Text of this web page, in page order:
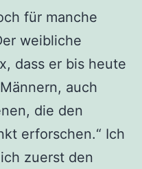
für manche
weibliche
dass er bis heute
auch
die den
erforschen.“ Ich
zuerst den